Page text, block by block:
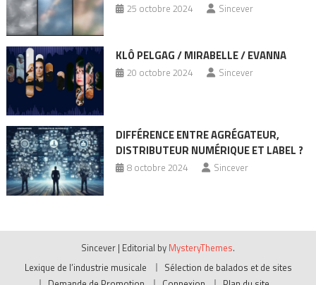
25 octobre 2024 Sincever
KLÔ PELGAG / MIRABELLE / EVANNA
20 octobre 2024 Sincever
DIFFÉRENCE ENTRE AGRÉGATEUR,
DISTRIBUTEUR NUMÉRIQUE ET LABEL ?
8 octobre 2024 Sincever
Sincever | Editorial by MysteryThemes.
Lexique de l’industrie musicale
Sélection de balados et de sites